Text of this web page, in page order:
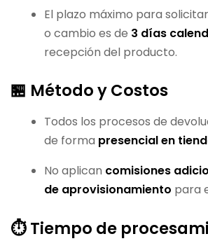
El plazo máximo para
o cambio es de 3 días
recepción del producto.
🏪 Método y Costos
Todos los procesos de
de forma presencial en
No aplican comisiones
de aprovisionamiento para
⏱ Tiempo de